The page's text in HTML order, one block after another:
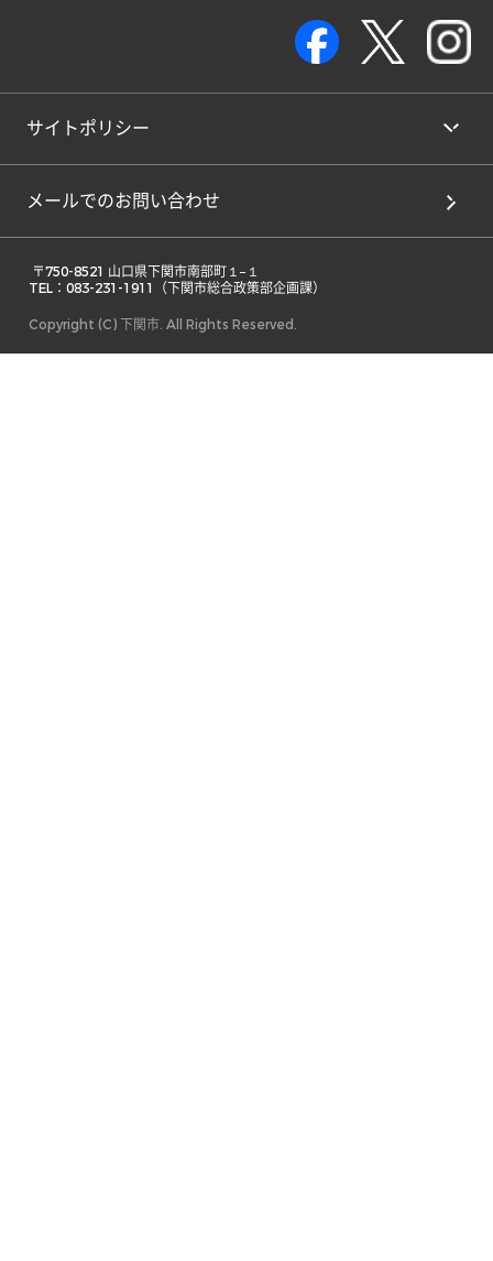
サイトポリシー
メールでのお問い合わせ
TEL：083-231-1911（下関市総合政策部企画課）
Copyright (C) 下関市. All Rights Reserved.